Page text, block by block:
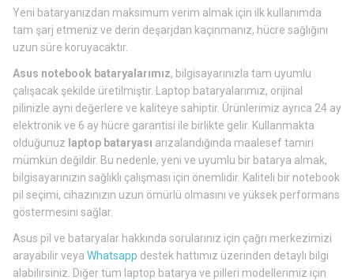
Yeni bataryanızdan maksimum verim almak için ilk kullanımda
tam şarj etmeniz ve derin deşarjdan kaçınmanız, hücre sağlığını
uzun süre koruyacaktır.
Asus notebook bataryalarımız, bilgisayarınızla tam uyumlu
çalışacak şekilde üretilmiştir. Laptop bataryalarımız, orijinal
pilinizle aynı değerlere ve kaliteye sahiptir. Ürünlerimiz ayrıca 24 ay
elektronik ve 6 ay hücre garantisi ile birlikte gelir. Kullanmakta
olduğunuz laptop bataryası arızalandığında maalesef tamiri
mümkün değildir. Bu nedenle, yeni ve uyumlu bir batarya almak,
bilgisayarınızın sağlıklı çalışması için önemlidir. Kaliteli bir notebook
pil seçimi, cihazınızın uzun ömürlü olmasını ve yüksek performans
göstermesini sağlar.
Asus pil ve bataryalar hakkında sorularınız için çağrı merkezimizi
arayabilir veya Whatsapp destek hattımız üzerinden detaylı bilgi
alabilirsiniz. Diğer tüm laptop batarya ve pilleri modellerimiz için